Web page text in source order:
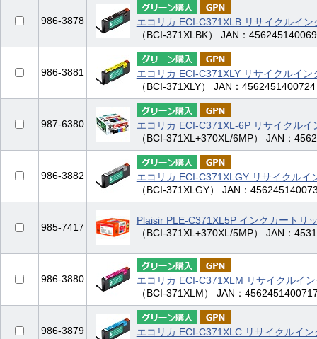
986-3878
エコリカ ECI-C371XLB リサイクルイ
（BCI-371XLBK） JAN：
986-3881
エコリカ ECI-C371XLY リサイクルイン
（BCI-371XLY） JAN：4562451400724
987-6380
エコリカ ECI-C371XL-6P リサイクルイ
（BCI-371XL+370XL/6MP） JAN：
986-3882
エコリカ ECI-C371XLGY リサイクルイ
（BCI-371XLGY） JAN：
985-7417
Plaisir PLE-C371XL5P インクカートリ
（BCI-371XL+370XL/5MP） JAN：
986-3880
エコリカ ECI-C371XLM リサイクルイ
（BCI-371XLM） JAN：
986-3879
エコリカ ECI-C371XLC リサイクルイ